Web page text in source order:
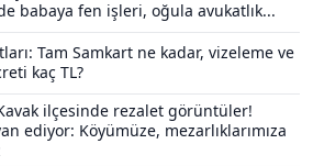
babaya fen işleri, oğula avukatlık...
Tam Samkart ne kadar, vizeleme ve
kaç TL?
ilçesinde rezalet görüntüler!
ediyor: Köyümüze, mezarlıklarımıza